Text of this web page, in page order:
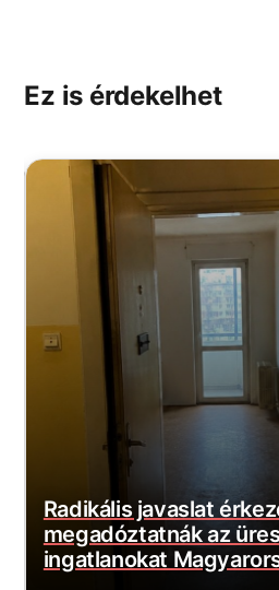
Ez is érdekelhet
Radikális javaslat
megadóztatnák az
ingatlanokat